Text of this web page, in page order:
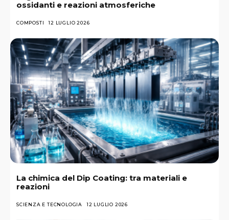
ossidanti e reazioni atmosferiche
COMPOSTI 12 LUGLIO 2026
La chimica del Dip Coating: tra materiali e
reazioni
SCIENZA E TECNOLOGIA 12 LUGLIO 2026